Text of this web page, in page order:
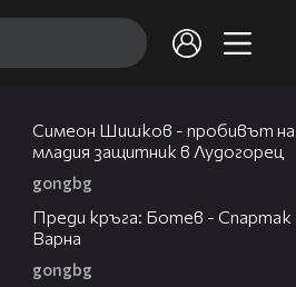
Симеон Шишков - пробивът на
младия защитник в Лудогорец
gongbg
Преди кръга: Ботев - Спартак
Варна
gongbg